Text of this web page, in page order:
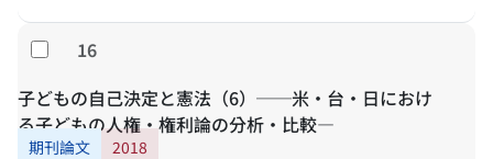
究方法，俾以探討我國課綱法制程序之妥適性及其對課
綱實質內容之影響，並具體分析不同法律定位之課綱所
具有的規範作用模式及其可能衍生的問題，進而針對我
國課綱應有的法制程序及其法律定位，提出妥適之具體
建議方案。
遠地區學校教師是否將教學訪問教師所傳承之教學經驗
真實轉化到己身的課堂教學之上？並且對於己身專業發
展之增能有所知覺？等課題進行探究，並輔參酌國外相
關制度的運作經驗，為該計畫制度化後提供改善芻議。
勾選
16
子どもの自己決定と憲法（6）──米・台・日におけ
る子どもの人権・権利論の分析・比較―
期刊論文 2018